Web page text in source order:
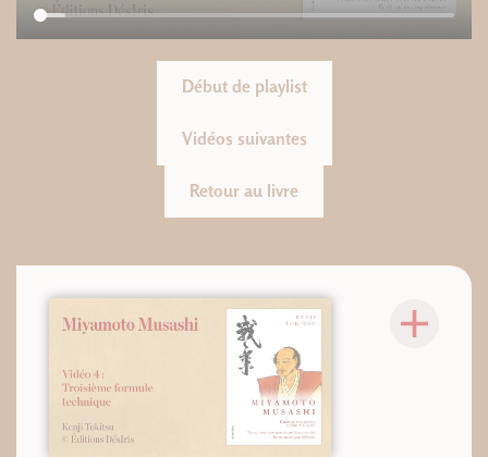
Début de playlist
Vidéos suivantes
Retour au livre